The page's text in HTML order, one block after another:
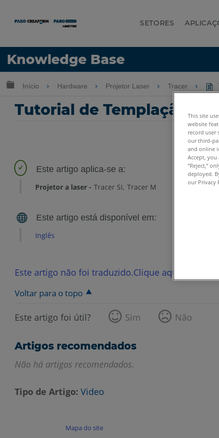
SETORES
Knowledge Base
Idioma
Expandir/recolher hierarquia global
Início Hardware Projetor Laser Tracer
Tutorial de Templação de
Projetor a laser Tracer SI Tracer M
Inglês
Este artigo não foi traduzido.Clique aqui para
Voltar para o topo
Este artigo foi útil? Sim Não
Artigos recomendados
Não há artigos recomendados.
Tipo de Artigo Video
Mapa do site
This site
website
record user
our third-
and online
Accept,
“Reject,”
deployed.
our Privacy